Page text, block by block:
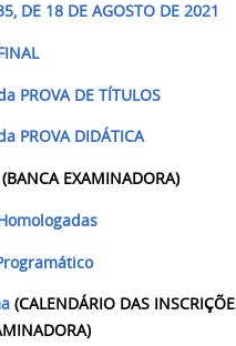
DE 18 DE AGOSTO DE 2021
PROVA DE TÍTULOS
PROVA DIDÁTICA
EXAMINADORA)
(CALENDÁRIO DAS